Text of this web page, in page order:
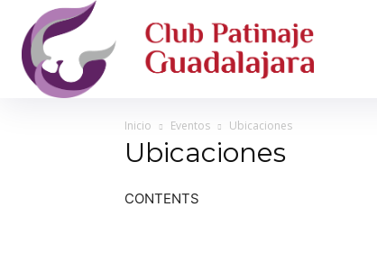
Inicio Eventos Ubicaciones
Ubicaciones
CONTENTS